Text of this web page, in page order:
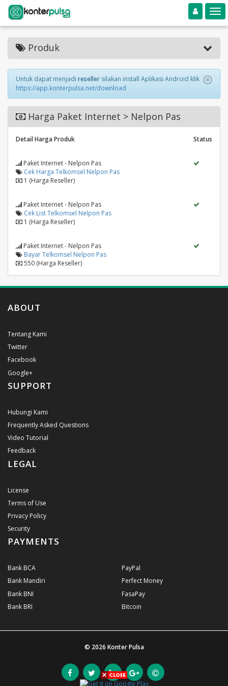
Toggle navigation
Produk
Untuk dapat menjadi reseller silakan install Aplikasi Android klik
https://app.konterpulsa.net/download
Harga Paket Internet > Nelpon Pas
Detail Harga Produk Status
Paket Internet - Nelpon Pas
Cek Harga Telkomsel Nelpon Pas
1 (Harga Reseller)
Paket Internet - Nelpon Pas
Cek List Telkomsel Nelpon Pas
1 (Harga Reseller)
Paket Internet - Nelpon Pas
Bayar Telkomsel Nelpon Pas
550 (Harga Reseller)
ABOUT
Tentang Kami
Twitter
Facebook
Google+
SUPPORT
Hubungi Kami
Frequently Asked Questions
Video Tutorial
Feedback
LEGAL
License
Terms of Use
Privacy Policy
Security
PAYMENTS
Bank BCA
Bank Mandiri
Bank BNI
Bank BRI
PayPal
Perfect Money
FasaPay
Bitcoin
© 2026 Konter Pulsa